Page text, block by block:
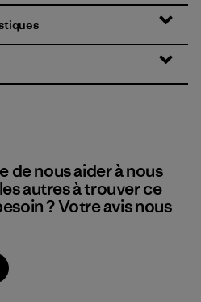
de nous aider à nous
autres à trouver ce
? Votre avis nous